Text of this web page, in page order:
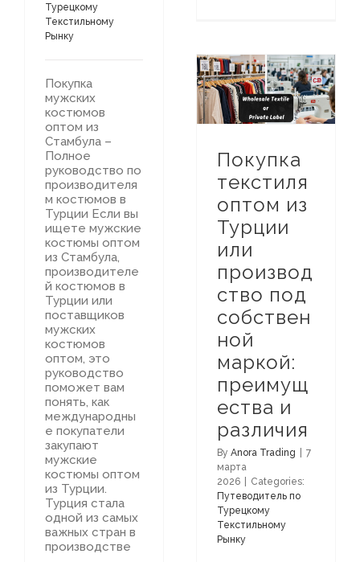
Турецкому
Текстильному
Рынку
Покупка
мужских
костюмов
оптом из
Стамбула –
Полное
руководство по
производителя
м костюмов в
Турции Если вы
ищете мужские
костюмы оптом
из Стамбула,
производителе
й костюмов в
Турции или
поставщиков
мужских
костюмов
оптом, это
руководство
поможет вам
понять, как
международны
е покупатели
закупают
мужские
костюмы оптом
из Турции.
Турция стала
одной из самых
важных стран в
производстве
Покупка
текстиля
оптом из
Турции
или
производ
ство под
собствен
ной
маркой:
преимущ
ества и
различия
By Anora Trading
7
марта
2026
Categories:
Путеводитель по
Турецкому
Текстильному
Рынку